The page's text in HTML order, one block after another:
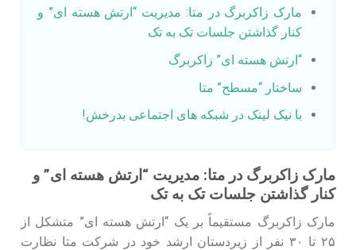
مارک زاکربرگ در متا: مدیریت “ارتش هسته‌ ای” و
کنار گذاشتن جلسات تک‌ به‌ تک
“ارتش هسته‌ ای” زاکربرگ
ساختار “مسطح” متا
با نیک لینک در شبکه های اجتماعی بدرخش!
مارک زاکربرگ در متا: مدیریت “ارتش هسته‌ ای” و
کنار گذاشتن جلسات تک‌ به‌ تک
مارک زاکربرگ مستقیماً بر یک “ارتش هسته‌ ای” متشکل از
۲۵ تا ۳۰ نفر از زیردستان ارشد خود در شرکت متا نظارت